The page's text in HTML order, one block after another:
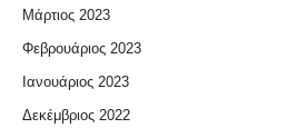
Μάρτιος 2023
Φεβρουάριος 2023
Ιανουάριος 2023
Δεκέμβριος 2022